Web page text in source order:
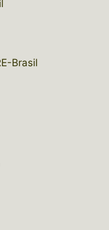
Brasil